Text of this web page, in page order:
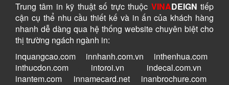
Trung tâm in kỹ thuật số trực thuộc VINADEIGN tiếp
cận cụ thể nhu cầu thiết kế và in ấn của khách hàng
nhanh dễ dàng qua hệ thống website chuyên biệt cho
thị trường ngách ngành in:
inquangcao.com
innhanh.com.vn inthenhua.com-
inthucdon.com
intoroi.vn indecal.com.vn
inantem.com
innamecard.net- inanbrochure.com